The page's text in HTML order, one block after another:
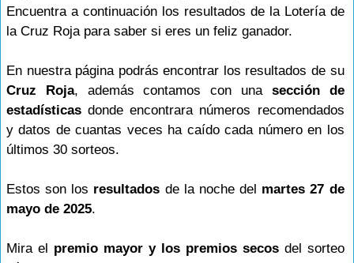
Encuentra a continuación los resultados de la Lotería de
la Cruz Roja para saber si eres un feliz ganador.
En nuestra página podrás encontrar los resultados de su
Cruz Roja, además contamos con una sección de
estadísticas donde encontrara números recomendados
y datos de cuantas veces ha caído cada número en los
últimos 30 sorteos.
Estos son los resultados de la noche del martes 27 de
mayo de 2025.
Mira el premio mayor y los premios secosdel sorteo